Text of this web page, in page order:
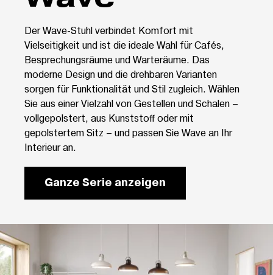
Der Wave-Stuhl verbindet Komfort mit
Vielseitigkeit und ist die ideale Wahl für Cafés,
Besprechungsräume und Warteräume. Das
moderne Design und die drehbaren Varianten
sorgen für Funktionalität und Stil zugleich. Wählen
Sie aus einer Vielzahl von Gestellen und Schalen –
vollgepolstert, aus Kunststoff oder mit
gepolstertem Sitz – und passen Sie Wave an Ihr
Interieur an.
Ganze Serie anzeigen